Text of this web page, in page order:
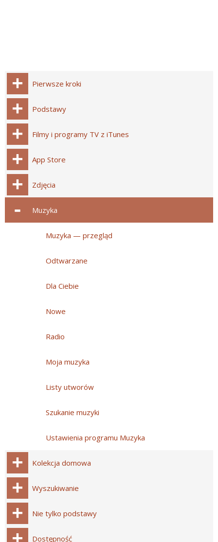
Pierwsze kroki
Podstawy
Filmy i programy TV z iTunes
App Store
Zdjęcia
Muzyka
Muzyka — przegląd
Odtwarzane
Dla Ciebie
Nowe
Radio
Moja muzyka
Listy utworów
Szukanie muzyki
Ustawienia programu Muzyka
Kolekcja domowa
Wyszukiwanie
Nie tylko podstawy
Dostępność